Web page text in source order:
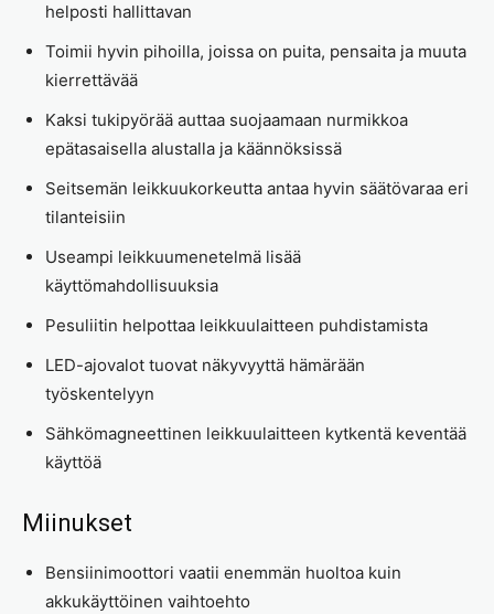
helposti hallittavan
Toimii hyvin pihoilla, joissa on puita, pensaita ja muuta
kierrettävää
Kaksi tukipyörää auttaa suojaamaan nurmikkoa
epätasaisella alustalla ja käännöksissä
Seitsemän leikkuukorkeutta antaa hyvin säätövaraa eri
tilanteisiin
Useampi leikkuumenetelmä lisää
käyttömahdollisuuksia
Pesuliitin helpottaa leikkuulaitteen puhdistamista
LED-ajovalot tuovat näkyvyyttä hämärään
työskentelyyn
Sähkömagneettinen leikkuulaitteen kytkentä keventää
käyttöä
Miinukset
Bensiinimoottori vaatii enemmän huoltoa kuin
akkukäyttöinen vaihtoehto